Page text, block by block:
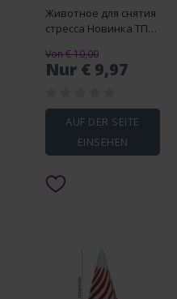
Животное для снятия
стресса Новинка ТПР
прекрасная игрушка
милые и милые
снятия стресса
забавные
вентиляционные
игрушки мягкие
стресса
Von € 10,00
Nur € 9,97
AUF DER SEITE
EINSEHEN